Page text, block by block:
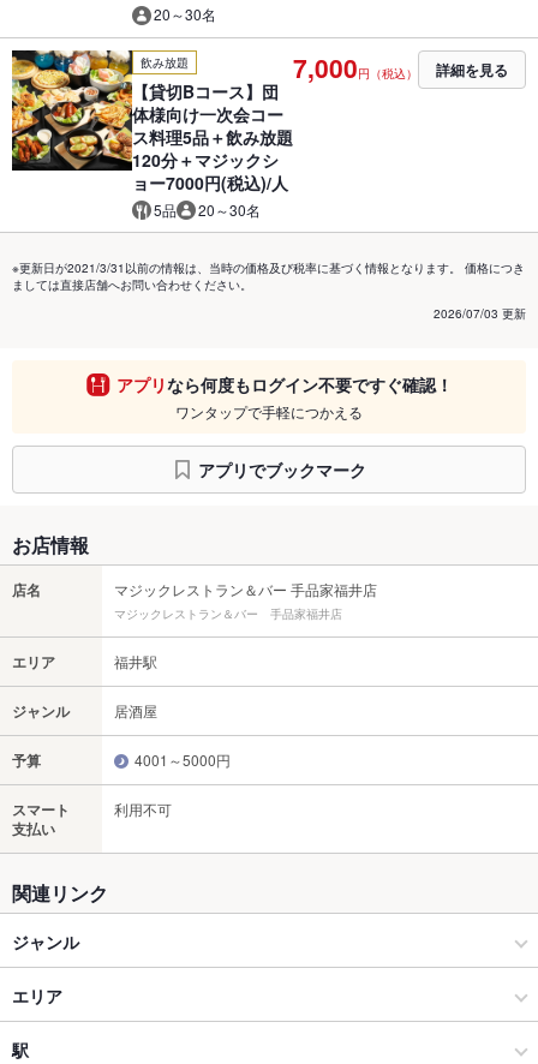
20～30名
飲み放題
【貸切Bコース】団
体様向け一次会コー
ス料理5品＋飲み放題
120分＋マジックシ
ョー7000円(税込)/人
5品 20～30名
7,000円（税込） 詳細を見る
※更新日が2021/3/31以前の情報は、当時の価格及び税率に基づく情報となります。 価格につき
ましては直接店舗へお問い合わせください。
2026/07/03 更新
アプリなら何度もログイン不要ですぐ確認！
ワンタップで手軽につかえる
アプリでブックマーク
お店情報
店名 マジックレストラン＆バー 手品家福井店
マジックレストラン＆バー 手品家福井店
エリア 福井駅
ジャンル 居酒屋
予算 4001～5000円
スマート
支払い
利用不可
関連リンク
ジャンル
居酒屋
創作
エリア
福井駅
駅